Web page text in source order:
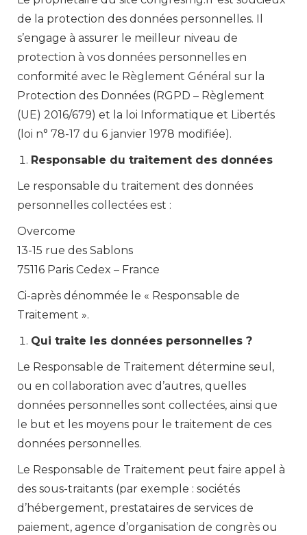
de la protection des données personnelles. Il
s’engage à assurer le meilleur niveau de
protection à vos données personnelles en
conformité avec le Règlement Général sur la
Protection des Données (RGPD – Règlement
(UE) 2016/679) et la loi Informatique et Libertés
(loi n° 78-17 du 6 janvier 1978 modifiée).
Responsable du traitement des données
Le responsable du traitement des données
personnelles collectées est :
Overcome
13-15 rue des Sablons
75116 Paris Cedex – France
Ci-après dénommée le « Responsable de
Traitement ».
Qui traite les données personnelles ?
Le Responsable de Traitement détermine seul,
ou en collaboration avec d’autres, quelles
données personnelles sont collectées, ainsi que
le but et les moyens pour le traitement de ces
données personnelles.
Le Responsable de Traitement peut faire appel à
des sous-traitants (par exemple : sociétés
d’hébergement, prestataires de services de
paiement, agence d’organisation de congrès ou